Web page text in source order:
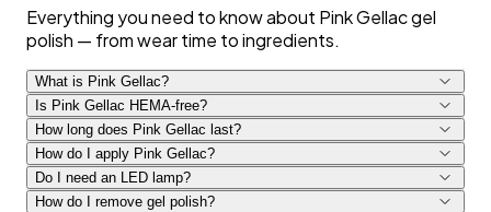
Everything you need to know about Pink Gellac gel
polish — from wear time to ingredients.
What is Pink Gellac?
Is Pink Gellac HEMA-free?
How long does Pink Gellac last?
How do I apply Pink Gellac?
Do I need an LED lamp?
How do I remove gel polish?